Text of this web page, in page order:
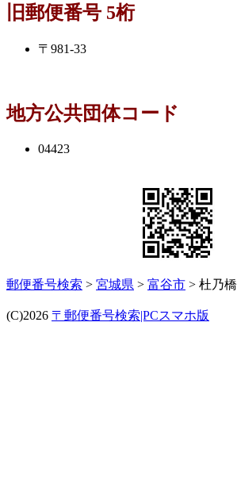
旧郵便番号 5桁
〒981-33
地方公共団体コード
04423
郵便番号検索 > 宮城県 > 富谷市 > 杜乃橋
(C)2026 〒郵便番号検索|PCスマホ版